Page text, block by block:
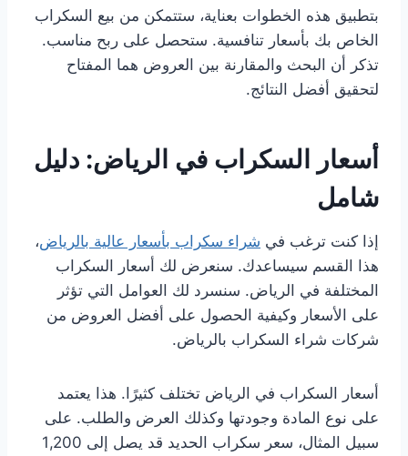
بتطبيق هذه الخطوات بعناية، ستتمكن من بيع السكراب
الخاص بك بأسعار تنافسية. ستحصل على ربح مناسب.
تذكر أن البحث والمقارنة بين العروض هما المفتاح
لتحقيق أفضل النتائج.
أسعار السكراب في الرياض: دليل
شامل
إذا كنت ترغب في شراء سكراب بأسعار عالية بالرياض،
هذا القسم سيساعدك. سنعرض لك أسعار السكراب
المختلفة في الرياض. سنسرد لك العوامل التي تؤثر
على الأسعار وكيفية الحصول على أفضل العروض من
شركات شراء السكراب بالرياض.
أسعار السكراب في الرياض تختلف كثيرًا. هذا يعتمد
على نوع المادة وجودتها وكذلك العرض والطلب. على
سبيل المثال، سعر سكراب الحديد قد يصل إلى 1,200